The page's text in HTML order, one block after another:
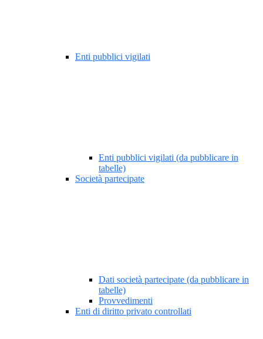
Enti pubblici vigilati
Enti pubblici vigilati (da pubblicare in
tabelle)
Società partecipate
Dati società partecipate (da pubblicare in
tabelle)
Provvedimenti
Enti di diritto privato controllati